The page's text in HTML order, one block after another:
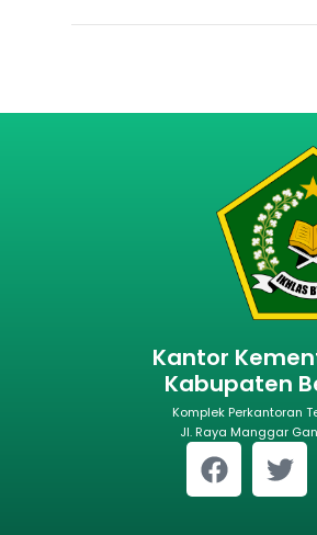
Kantor
Kabupaten
Komplek Perkantoran
Jl. Raya Manggar